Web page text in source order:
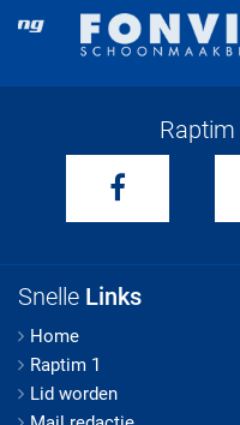
Raptim
Snelle Links
Home
Raptim 1
Lid worden